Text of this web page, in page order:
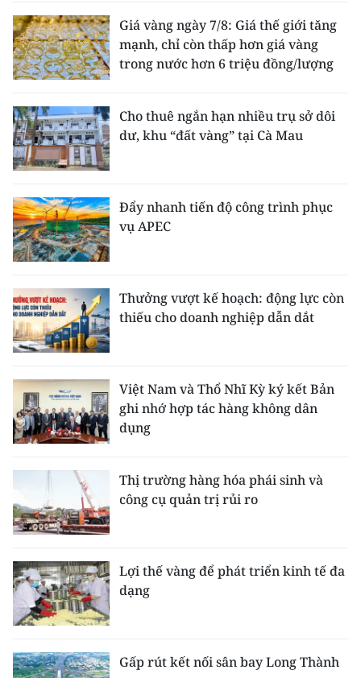
Giá vàng ngày 7/8: Giá thế giới tăng
mạnh, chỉ còn thấp hơn giá vàng
trong nước hơn 6 triệu đồng/lượng
Cho thuê ngắn hạn nhiều trụ sở dôi
dư, khu “đất vàng” tại Cà Mau
Đẩy nhanh tiến độ công trình phục
vụ APEC
Thưởng vượt kế hoạch: động lực còn
thiếu cho doanh nghiệp dẫn dắt
Việt Nam và Thổ Nhĩ Kỳ ký kết Bản
ghi nhớ hợp tác hàng không dân
dụng
Thị trường hàng hóa phái sinh và
công cụ quản trị rủi ro
Lợi thế vàng để phát triển kinh tế đa
dạng
Gấp rút kết nối sân bay Long Thành